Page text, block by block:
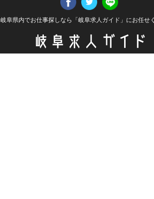
岐阜県内でお仕事探しなら「岐阜求人ガイド」にお任せ